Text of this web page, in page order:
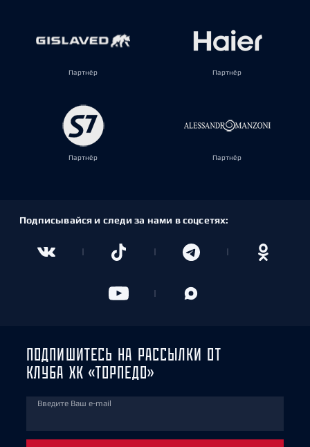
Партнёр Партнёр
Партнёр Партнёр
Подписывайся и следи за нами в соцсетях:
ПОДПИШИТЕСЬ НА РАССЫЛКИ ОТ
КЛУБА ХК «ТОРПЕДО»
Введите Ваш e-mail